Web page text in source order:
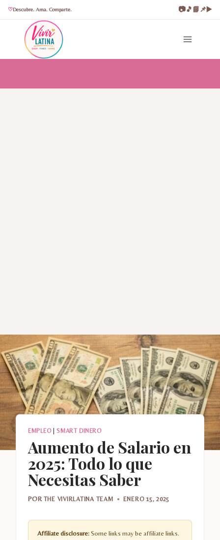
Descubre. Ama. Comparte. 📷🎵📘📌▶️
EMPLEO| SMART DINERO
Aumento de Salario en
2025: Todo lo que
Necesitas Saber
POR THE VIVIRLATINA TEAM ENERO 15, 2025
Affiliate disclosure: Some links may be affiliate links.